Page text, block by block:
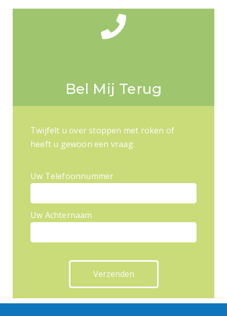
Bel Mij Terug
Twijfelt u over stoppen met roken of
heeft u gewoon een vraag.
Uw Telefoonnummer
Uw Achternaam